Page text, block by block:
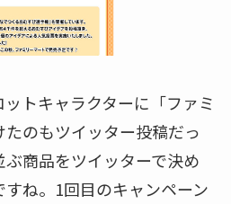
トキャラクターに「ファミ
のもツイッター投稿だっ
商品をツイッターで決め
ね。1回目のキャンペーン